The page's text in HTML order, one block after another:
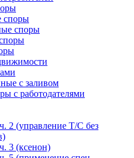
споры
споры
с заливом
с работодателями
2 (управление Т/С без
3 (ксенон)